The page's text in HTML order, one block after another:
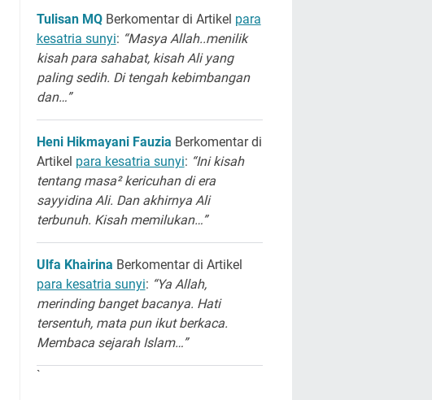
Tulisan MQBerkomentar di Artikel para
kesatria sunyi: “Masya Allah..menilik
kisah para sahabat, kisah Ali yang
paling sedih. Di tengah kebimbangan
dan…”
Heni Hikmayani Fauzia Berkomentar di
Artikel para kesatria sunyi: “Ini kisah
tentang masa² kericuhan di era
sayyidina Ali. Dan akhirnya Ali
terbunuh. Kisah memilukan…”
Ulfa Khairina Berkomentar di Artikel
para kesatria sunyi: “Ya Allah,
merinding banget bacanya. Hati
tersentuh, mata pun ikut berkaca.
Membaca sejarah Islam…”
`